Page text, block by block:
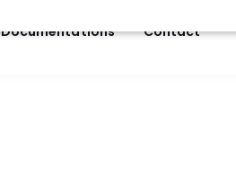
Documentations Contact